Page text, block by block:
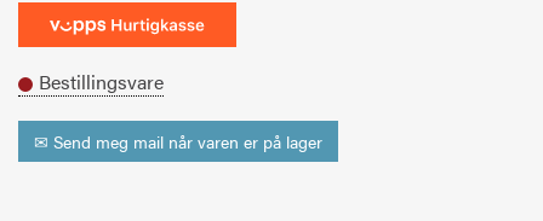
Bestillingsvare
✉ Send meg mail når varen er på lager